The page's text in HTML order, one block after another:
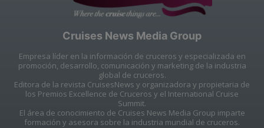
Cruises News Media Group
Empresa líder en la información de cruceros y especializada en
promoción, desarrollo, comunicación y marketing de la industria
global de cruceros.
Editora de la revista CruisesNews y organizadora y propietaria de
los Premios Excellence de Cruceros y el International Cruise
Summit.
El área de conocimiento de Cruises News Media Group imparte
formación y asesora sobre la industria mundial de cruceros.